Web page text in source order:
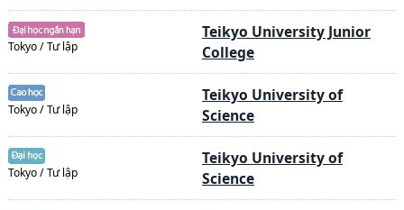
Tokyo / Tư lập
Teikyo University Junior
College
Tokyo / Tư lập
Teikyo University of
Science
Tokyo / Tư lập
Teikyo University of
Science